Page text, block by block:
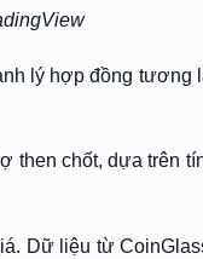
lý hợp đồng
chốt, dựa trên
Dữ liệu từ